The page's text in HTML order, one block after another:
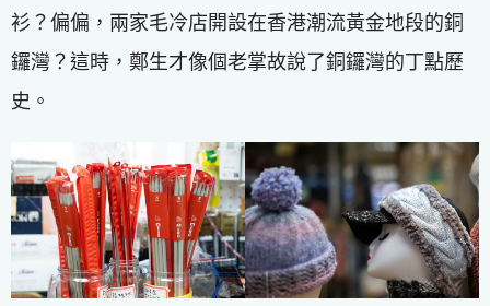
衫？偏偏，兩家毛冷店開設在香港潮流黃金地段的銅
鑼灣？這時，鄭生才像個老掌故說了銅鑼灣的丁點歷
史。